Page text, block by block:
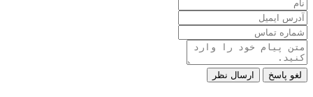
پاسخ ارسال نظر